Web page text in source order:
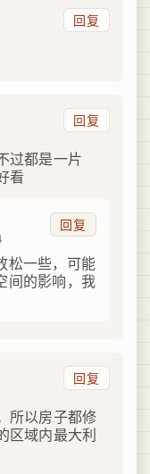
回复
回复
过都是一片
看
回复
松一些，可能
间的影响，我
回复
所以房子都修
区域内最大利